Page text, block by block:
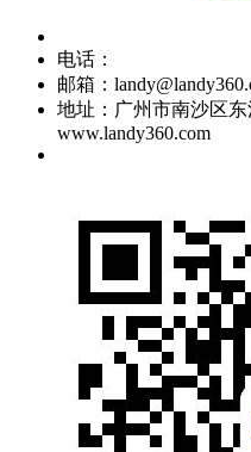
电话：
邮箱：
地址：广州市南沙区东
www.landy360.com